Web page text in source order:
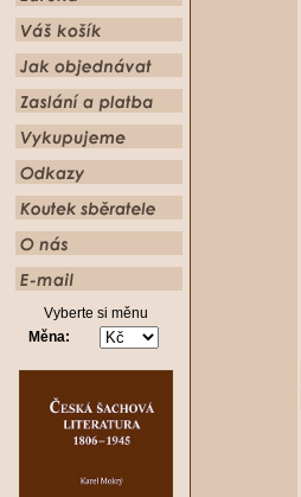
Vyberte si měnu
Měna: